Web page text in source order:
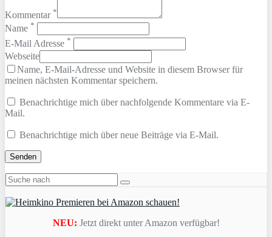
Kommentar *
Name *
E-Mail Adresse *
Webseite
Name, E-Mail-Adresse und Website in diesem Browser für
meinen nächsten Kommentar speichern.
Benachrichtige mich über nachfolgende Kommentare via E-
Mail.
Benachrichtige mich über neue Beiträge via E-Mail.
NEU: Jetzt direkt unter Amazon verfügbar!